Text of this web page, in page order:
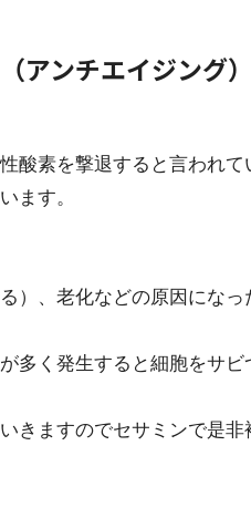
アンチエイジング）
酸素を撃退すると言われ
ます。
）、老化などの原因になっ
多く発生すると細胞をサビ
きますのでセサミンで是非